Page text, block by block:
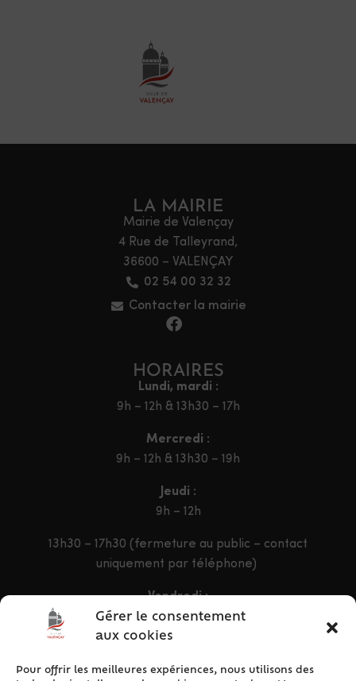
Gérer le consentement
aux cookies
Pour offrir les meilleures expériences, nous utilisons des
LA MAIRIE
Mairie de Valençay
4 Rue de Talleyrand,
36600 – VALENÇAY
02 54 00 32 32
Contacter la mairie
HORAIRES
Lundi, mardi :
9h – 12h & 13h30 – 17h
Mercredi :
9h – 12h & 13h30 – 19h
Jeudi :
9h – 12h
13h30 – 17h30 (fermeture au public – contact
uniquement par téléphone)
Vendredi :
9h – 12h & 13h30 – 16h30